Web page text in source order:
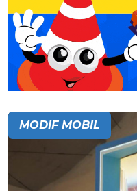
MODIF MOBIL